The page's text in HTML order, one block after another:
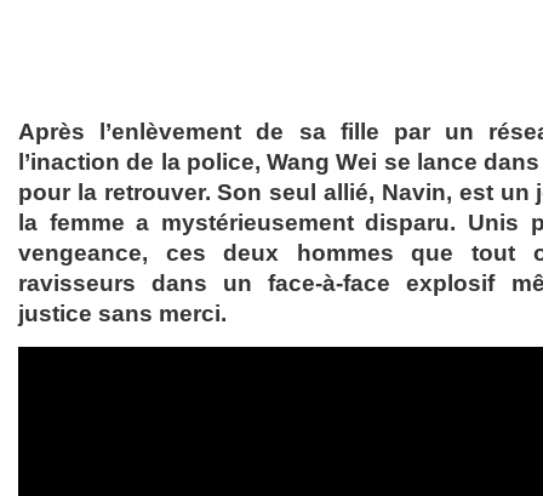
Après l’enlèvement de sa fille par un
l’inaction de la police, Wang Wei se lance
pour la retrouver. Son seul allié, Navin, est un
la femme a mystérieusement disparu. Unis
vengeance, ces deux hommes que tout
ravisseurs dans un face-à-face explosif
justice sans merci.